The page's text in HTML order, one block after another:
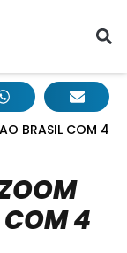
BRASIL COM 4
COM 4